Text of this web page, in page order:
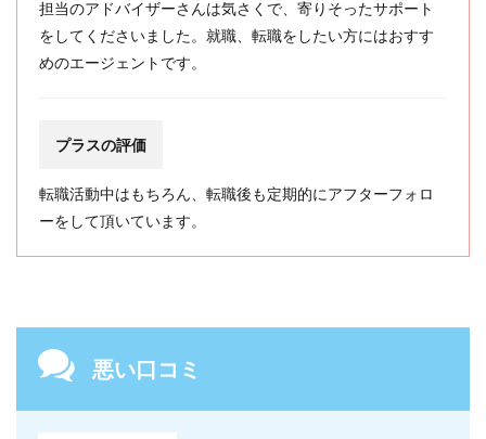
担当のアドバイザーさんは気さくで、寄りそったサポート
をしてくださいました。就職、転職をしたい方にはおすす
めのエージェントです。
プラスの評価
転職活動中はもちろん、転職後も定期的にアフターフォロ
ーをして頂いています。
悪い口コミ